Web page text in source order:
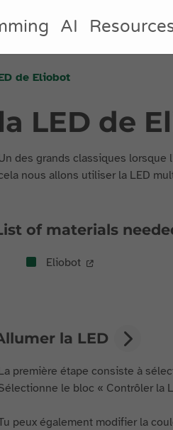
AI
de Eliobot
LED de
des grands classiques lorsque
nous allons utiliser la LED
of materials
Eliobot
la LED
première étape consiste à
le bloc « Contrôler la
peux également modifier la